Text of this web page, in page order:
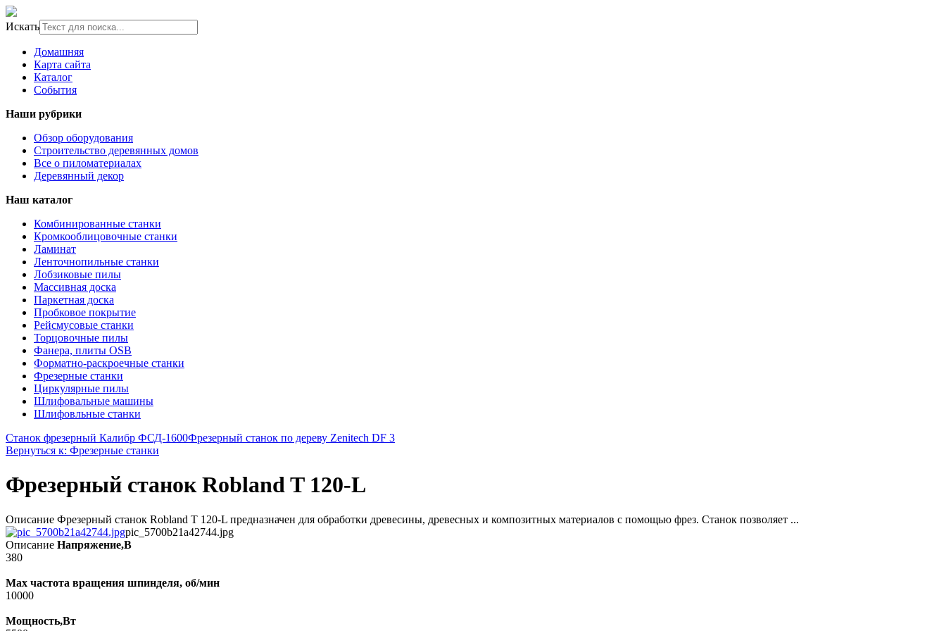
Искать
Домашняя
Карта сайта
Каталог
События
Наши рубрики
Обзор оборудования
Строительство деревянных домов
Все о пиломатериалах
Деревянный декор
Наш каталог
Комбинированные станки
Кромкооблицовочные станки
Ламинат
Ленточнопильные станки
Лобзиковые пилы
Массивная доска
Паркетная доска
Пробковое покрытие
Рейсмусовые станки
Торцовочные пилы
Фанера, плиты OSB
Форматно-раскроечные станки
Фрезерные станки
Циркулярные пилы
Шлифовальные машины
Шлифовльные станки
Станок фрезерный Калибр ФСД-1600Фрезерный станок по дереву Zenitech DF 3
Вернуться к: Фрезерные станки
Фрезерный станок Robland T 120-L
Описание Фрезерный станок Robland T 120-L предназначен для обработки древесины, древесных и композитных материалов с помощью фрез. Станок позволяет ...
pic_5700b21a42744.jpg
Описание Напряжение,В
380
Max частота вращения шпинделя, об/мин
10000
Мощность,Вт